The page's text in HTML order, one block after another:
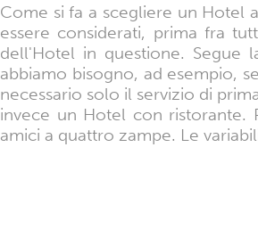
Come si fa a scegliere un Hotel
essere considerati, prima fra
dell'Hotel in questione. Segue
abbiamo bisogno, ad esempio,
necessario solo il servizio di
invece un Hotel con ristorante.
amici a quattro zampe. Le